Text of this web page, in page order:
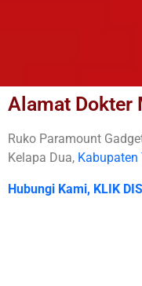
Alamat Dokter
Ruko Paramount
Kelapa Dua, Kabupaten
Hubungi Kami, KLIK